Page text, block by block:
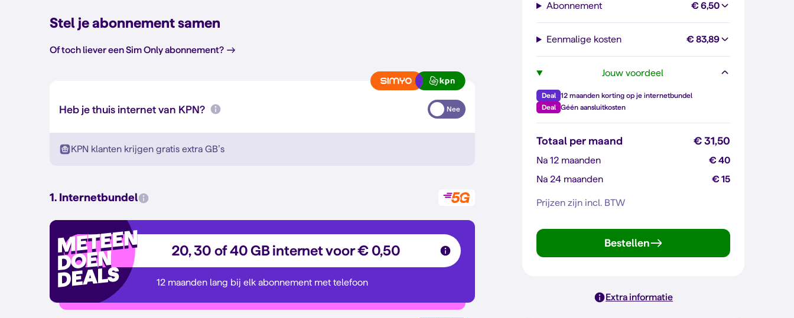
Stel je abonnement samen
Of toch liever een Sim Only abonnement?
Heb je thuis internet van KPN? Nee
KPN klanten krijgen gratis extra GB’s
1. Internetbundel
20, 30 of 40 GB internet voor € 0,50
12 maanden lang bij elk abonnement met telefoon
Abonnement € 6,50
Eenmalige kosten € 83,89
Jouw voordeel
Deal
12 maanden korting op je internetbundel
Deal
Géén aansluitkosten
Totaal per maand € 31,50
Na 12 maanden
€ 40
Na 24 maanden
€ 15
Prijzen zijn incl. BTW
Bestellen
Extra informatie